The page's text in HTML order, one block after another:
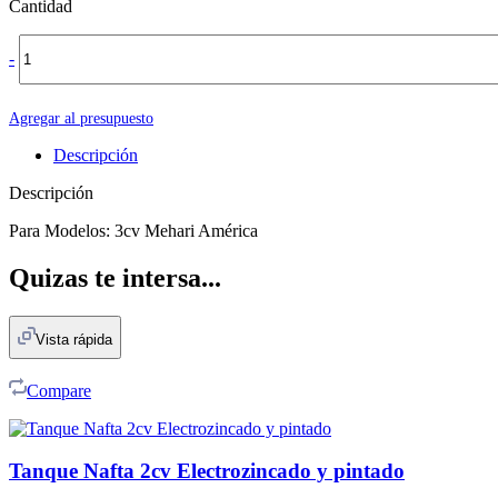
Cantidad
-
Agregar al presupuesto
Descripción
Descripción
Para Modelos: 3cv Mehari América
Quizas te intersa...
Vista rápida
Compare
Tanque Nafta 2cv Electrozincado y pintado